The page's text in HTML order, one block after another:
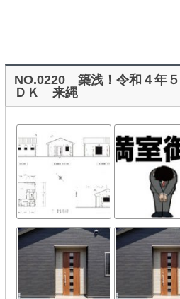
移
動
NO.0220 築浅！令和４年
ＤＫ 来縄